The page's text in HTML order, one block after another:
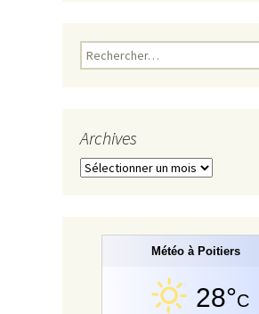
Rechercher :
Archives
Archives
Météo à Poitiers
28°C